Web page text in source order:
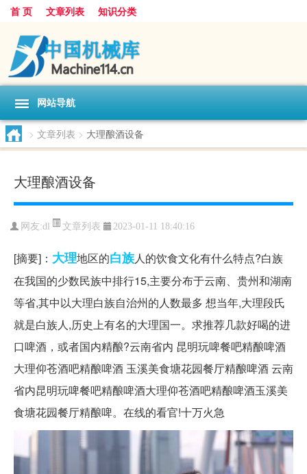
首 页 文章列表 知识分类
网站导航
> 文章列表 > 大理酿酒设备
大理酿酒设备
网友:dl 文章列表 2023-01-11 18:40:16
[摘要]： 大理地区的白族人的饮食文化有什么特点?白族
在我国的少数民族中排行15,主要分布于云南、贵州和湖南
等省,其中以大理白族自治州的人数最多 想当年,大理段氏
就是白族人,历史上有名的大理国一。求推荐几款好喝的进
口啤酒，或者国内精酿?云南省内 昆明玩啤餐吧精酿啤酒
大理仰苍酒吧精酿啤酒 玉溪美食塘花园餐厅精酿啤酒 云南
省内昆明玩啤餐吧精酿啤酒大理仰苍酒吧精酿啤酒玉溪美
食塘花园餐厅精酿啤。在线的看官!十万火急